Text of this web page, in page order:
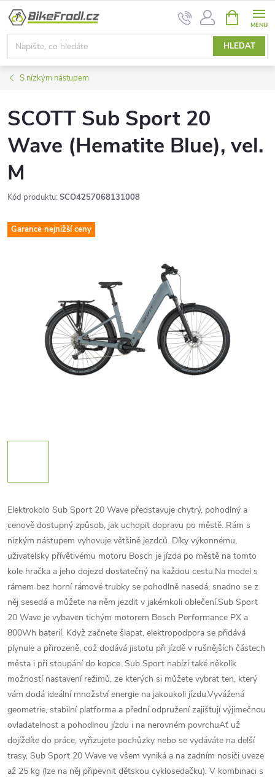
Přejít
obsah
HLEDAT
NÁKUPNÍ
KOŠÍK
S nízkým nástupem
SCOTT Sub Sport 20
Wave (Hematite Blue), vel.
M
Kód produktu: SCO4257068131008
Garance nejnižší ceny
Elektrokolo Sub Sport 20 Wave představuje chytrý, pohodlný a
cenově dostupný způsob, jak uchopit dopravu po městě. Rám s
nízkým nástupem vyhovuje většině jezdců. Díky výkonnému,
uživatelsky přívětivému motoru Bosch je jízda po městě na tomto
kole hračka a jeho dojezd dostatečný na každou cestu.Na model s
rámem bez horní rámové trubky se pohodlně nasedá, snadno se z
něj sesedá a můžete na něm jezdit v jakémkoli oblečení.Sub Sport
20 Wave je vybaven tichým motorem Bosch Performance PX a
800Wh baterií. Když začnete šlapat, elektropodpora se přidává
plynule a přirozeně, což dodává jistotu při jízdě v rušnějších částech
města i při stoupání do kopce. Sub Sport nabízí také několik
možností nastavení režimů, ze kterých si můžete vybrat ten, který
vám dodá ideální množství energie na jakoukoli jízdu.Vyvážená
geometrie, stabilní platforma a přední odpružení zajišťují výjimečnou
ovladatelnost a pohodlnou jízdu i na nerovném povrchuAť už
dojíždíte do práce, vyřizujete pochůzky nebo se vydáváte na delší
trasy, Sub Sport 20 Wave ve všem vyniká a na zadním nosiči uveze
až 25 kg (lze na něj připevnit dětskou cyklosedačku). V kombinaci s